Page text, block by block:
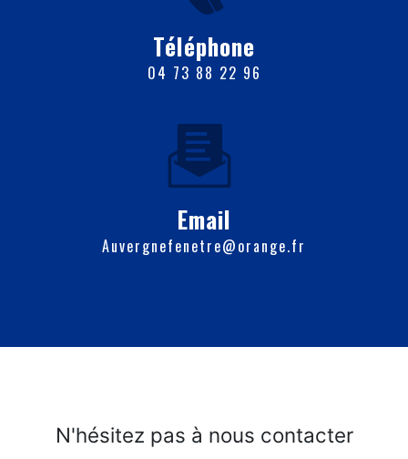
Téléphone
04 73 88 22 96
Email
auvergnefenetre@orange.fr
N'hésitez pas à nous contacter